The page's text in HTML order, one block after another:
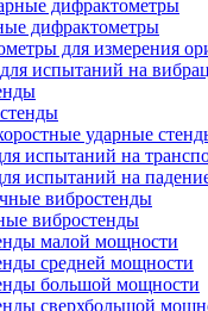
дифрактометры
дифрактометры
для измерения
испытаний на
ударные
испытаний на
испытаний на
вибростенды
вибростенды
малой мощности
средней мощности
большой мощности
сверхбольшой